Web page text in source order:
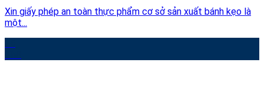
Xin giấy phép an toàn thực phẩm cơ sở sản xuất bánh kẹo là
một...